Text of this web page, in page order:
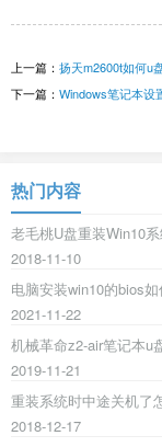
上一篇： 扬天m2600t如何u
下一篇： Windows笔记本设
热门内容
老毛桃U盘重装Win10
2018-11-10
电脑安装win10的bios
2021-11-22
机械革命z2-air笔记本u
2019-11-21
重装系统时中途关机了
2018-12-17